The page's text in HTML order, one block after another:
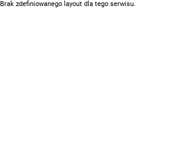
Brak zdefiniowanego layout dla tego serwisu.